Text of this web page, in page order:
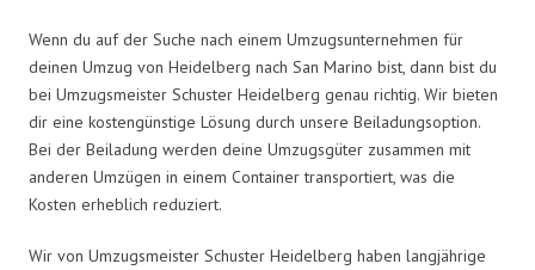
Wenn du auf der Suche nach einem Umzugsunternehmen für
deinen Umzug von Heidelberg nach San Marino bist, dann bist du
bei Umzugsmeister Schuster Heidelberg genau richtig. Wir bieten
dir eine kostengünstige Lösung durch unsere Beiladungsoption.
Bei der Beiladung werden deine Umzugsgüter zusammen mit
anderen Umzügen in einem Container transportiert, was die
Kosten erheblich reduziert.
Wir von Umzugsmeister Schuster Heidelberg haben langjährige